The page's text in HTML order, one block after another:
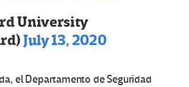
University
July 13, 2020
el Departamento de Seguridad